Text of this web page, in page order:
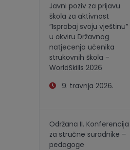
Javni poziv za prijavu
škola za aktivnost
“Isprobaj svoju vještinu”
u okviru Državnog
natjecenja učenika
strukovnih škola –
WorldSkills 2026
9. travnja 2026.
Održana II. Konferencija
za stručne suradnike –
pedagoge